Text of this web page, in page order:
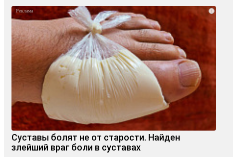
i
Суставы болят не от старости. Найден
злейший враг боли в суставах